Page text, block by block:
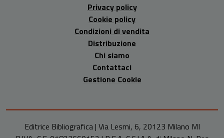
Privacy policy
Cookie policy
Condizioni di vendita
Distribuzione
Chi siamo
Contattaci
Gestione Cookie
Editrice Bibliografica | Via Lesmi, 6, 20123 Milano MI